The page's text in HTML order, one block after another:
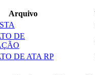
Arquivo
DE
DE ATA RP